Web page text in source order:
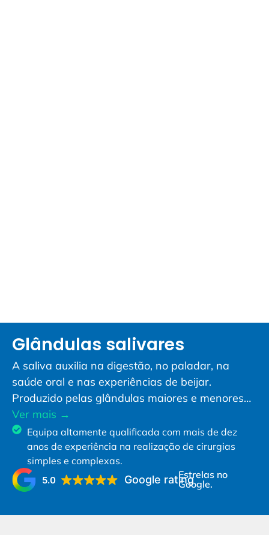
Glândulas salivares
A saliva auxilia na digestão, no paladar, na
saúde oral e nas experiências de beijar.
Produzido pelas glândulas maiores e menores…
Ver mais →
Equipa altamente qualificada com mais de dez
anos de experiência na realização de cirurgias
simples e complexas.
Google rating
5.0
Estrelas no
Google.